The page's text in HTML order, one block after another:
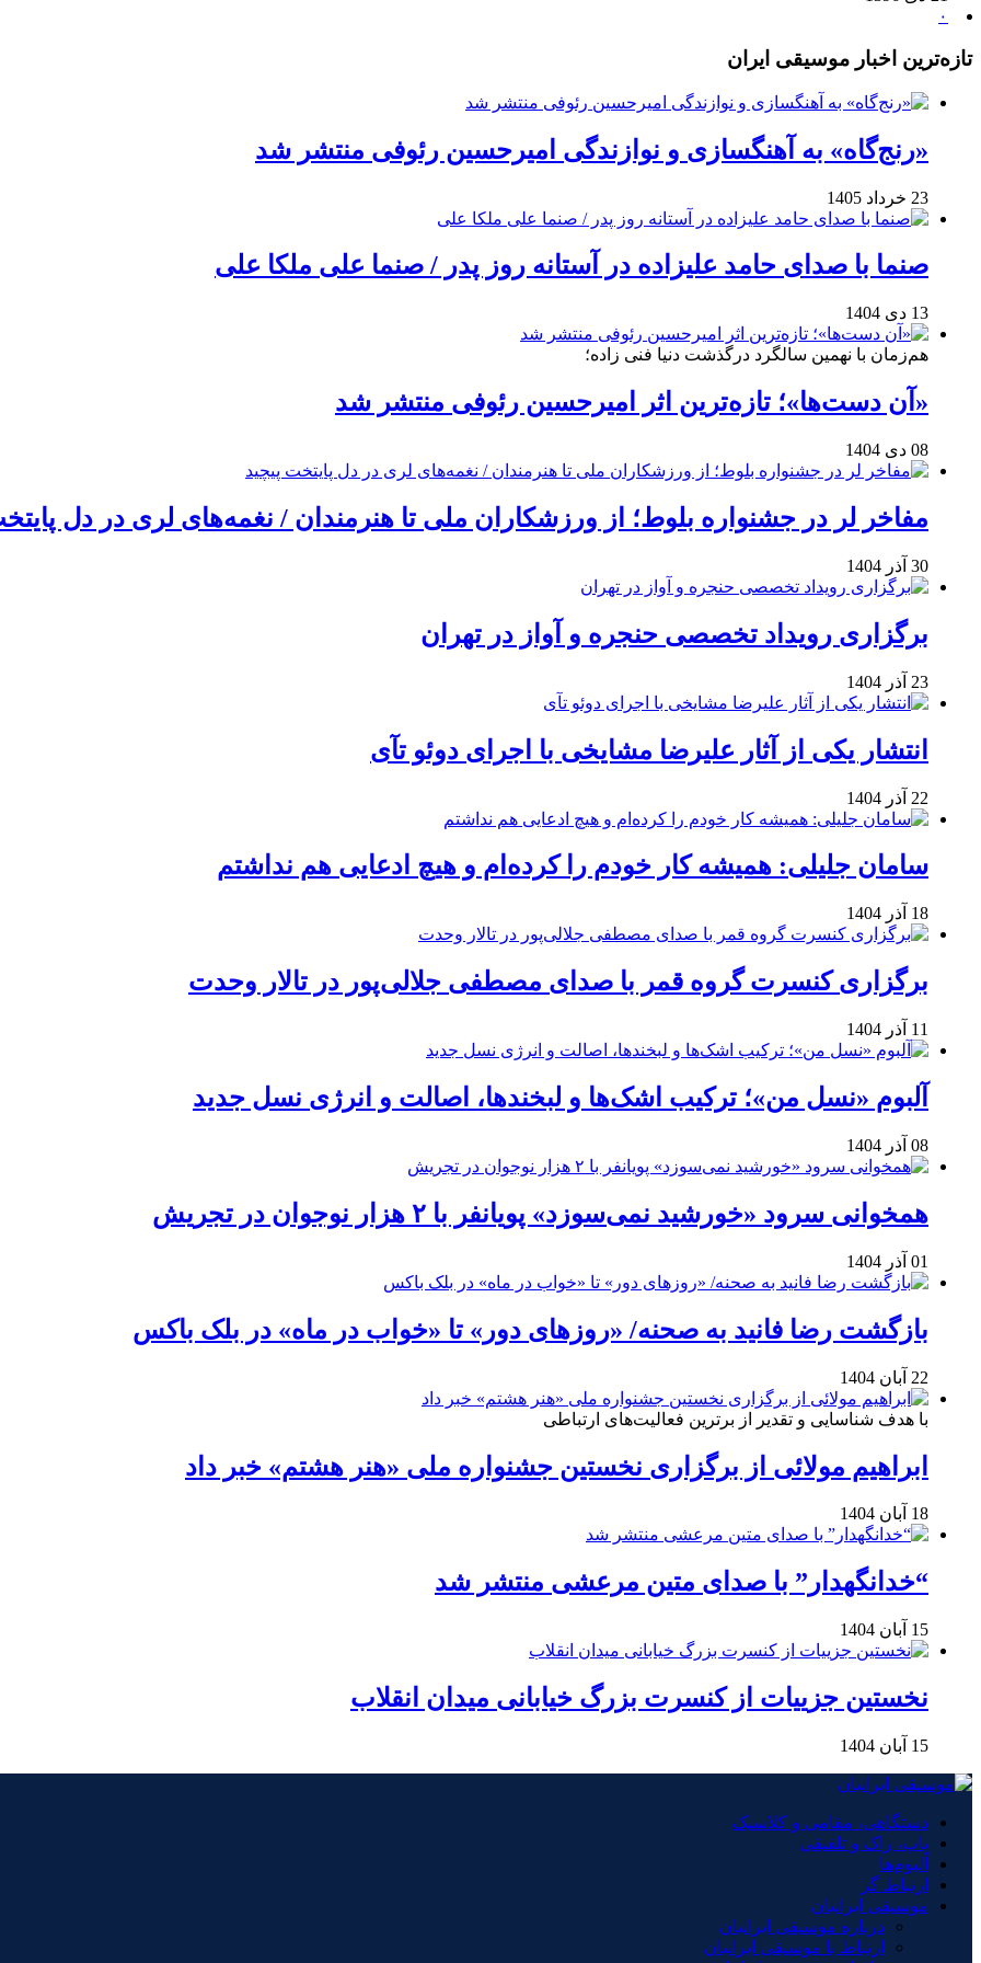
۰
تازه‌ترین اخبار موسیقی ایران
«رنج‌گاه» به آهنگسازی و نوازندگی امیرحسین رئوفی منتشر شد
23 خرداد 1405
صنما با صدای حامد علیزاده در آستانه روز پدر / صنما علی ملکا علی
13 دی 1404
هم‌زمان با نهمین سالگرد درگذشت دنیا فنی زاده؛
«آن دست‌ها»؛ تازه‌ترین اثر امیرحسین رئوفی منتشر شد
08 دی 1404
مفاخر لر در جشنواره بلوط؛ از ورزشکاران ملی تا هنرمندان / نغمه‌های لری در دل
30 آذر 1404
برگزاری رویداد تخصصی حنجره و آواز در تهران
23 آذر 1404
انتشار یکی از آثار علیرضا مشایخی با اجرای دوئو تآی
22 آذر 1404
سامان جلیلی: همیشه کار خودم را کرده‌ام و هیچ ادعایی هم نداشتم
18 آذر 1404
برگزاری کنسرت گروه قمر با صدای مصطفی جلالی‌پور در تالار وحدت
11 آذر 1404
آلبوم «نسل من»؛ ترکیب اشک‌ها و لبخندها، اصالت و انرژی نسل جدید
08 آذر 1404
همخوانی سرود «خورشید نمی‌سوزد» پویانفر با ۲ هزار نوجوان در تجریش
01 آذر 1404
بازگشت رضا فانید به صحنه/ «روزهای دور» تا «خواب در ماه» در بلک باکس
22 آبان 1404
با هدف شناسایی و تقدیر از برترین فعالیت‌های ارتباطی
ابراهیم مولائی از برگزاری نخستین جشنواره ملی «هنر هشتم» خبر داد
18 آبان 1404
“خدانگهدار” با صدای متین مرعشی منتشر شد
15 آبان 1404
نخستین جزییات از کنسرت بزرگ خیابانی میدان انقلاب
15 آبان 1404
دستگاهی، مقامی و کلاسیک
پاپ، راک و تلفیقی
آلبوم‌ها
ارتباط گر
موسیقی ایرانیان
درباره موسیقی ایرانیان
ارتباط با موسیقی ایرانیان